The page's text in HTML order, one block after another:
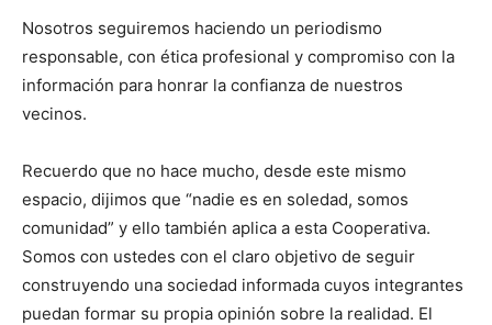
Nosotros seguiremos haciendo un periodismo
responsable, con ética profesional y compromiso con la
información para honrar la confianza de nuestros
vecinos.
Recuerdo que no hace mucho, desde este mismo
espacio, dijimos que “nadie es en soledad, somos
comunidad” y ello también aplica a esta Cooperativa.
Somos con ustedes con el claro objetivo de seguir
construyendo una sociedad informada cuyos integrantes
puedan formar su propia opinión sobre la realidad. El